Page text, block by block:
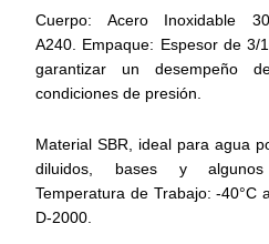
Cuerpo: Acero Inoxidable
A240. Empaque: Espesor de 3/
garantizar un desempeño
condiciones de presión.
Material SBR, ideal para agua
diluidos, bases y algunos
Temperatura de Trabajo: -40°C
D-2000.